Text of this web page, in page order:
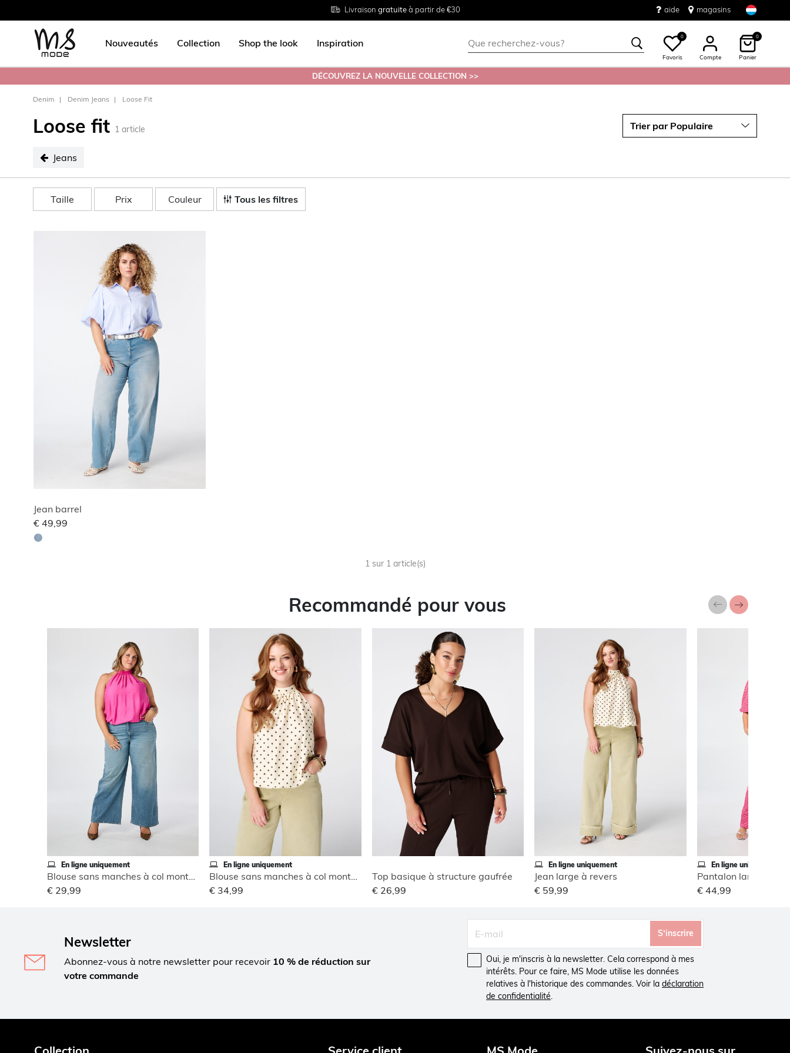
Livraison gratuiteà partir de €30
Tailles du38 au 54
Retourgratuit en magasin aide magasins
Nouveautés Collection Shop the look Inspiration
0
Favoris Compte
0
Panier
DÉCOUVREZ LA NOUVELLE COLLECTION >>
Denim Denim Jeans Loose Fit
Loose fit 1 article
Jeans
sélectionné Jeans
Taille Prix Couleur Tous les filtres
Jean barrel
€ 49,99
1 sur 1 article(s)
Recommandé pour vous
En ligne uniquement
€ 29,99
En ligne uniquement
€ 34,99
Top basique à structure gaufrée
€ 26,99
En ligne uniquement
Jean large à revers
€ 59,99
En ligne uniquement
Pantalon large à
€ 44,99
Newsletter
Abonnez-vous à notre newsletter pour recevoir 10 % de réduction sur
votre commande
S’inscrire
Oui, je m'inscris à la newsletter. Cela correspond à mes
intérêts. Pour ce faire, MS Mode utilise les données
relatives à l'historique des commandes. Voir la déclaration
de confidentialité.